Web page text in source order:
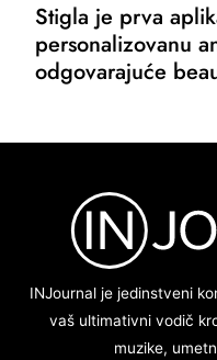
Stigla je prva
personalizovanu
odgovarajuće
INJournal je jedinstveni
vaš ultimativni vodič
muzike,